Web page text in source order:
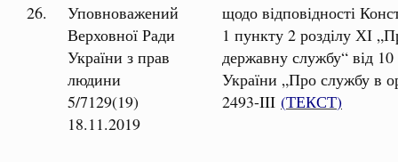
26.
Уповноважений
Верховної Ради
України з прав
людини
5/7129(19)
18.11.2019
щодо відповідності
1 пункту 2 розділу ХІ
державну службу“ від
України „Про службу в
2493-III (ТЕКСТ)